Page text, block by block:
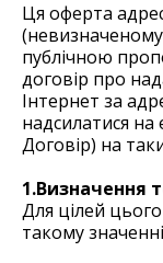
Ця оферта
(невизначеному
публічною
договір про
Інтернет за
надсилатися
Договір) на
1.Визначення
Для цілей
такому